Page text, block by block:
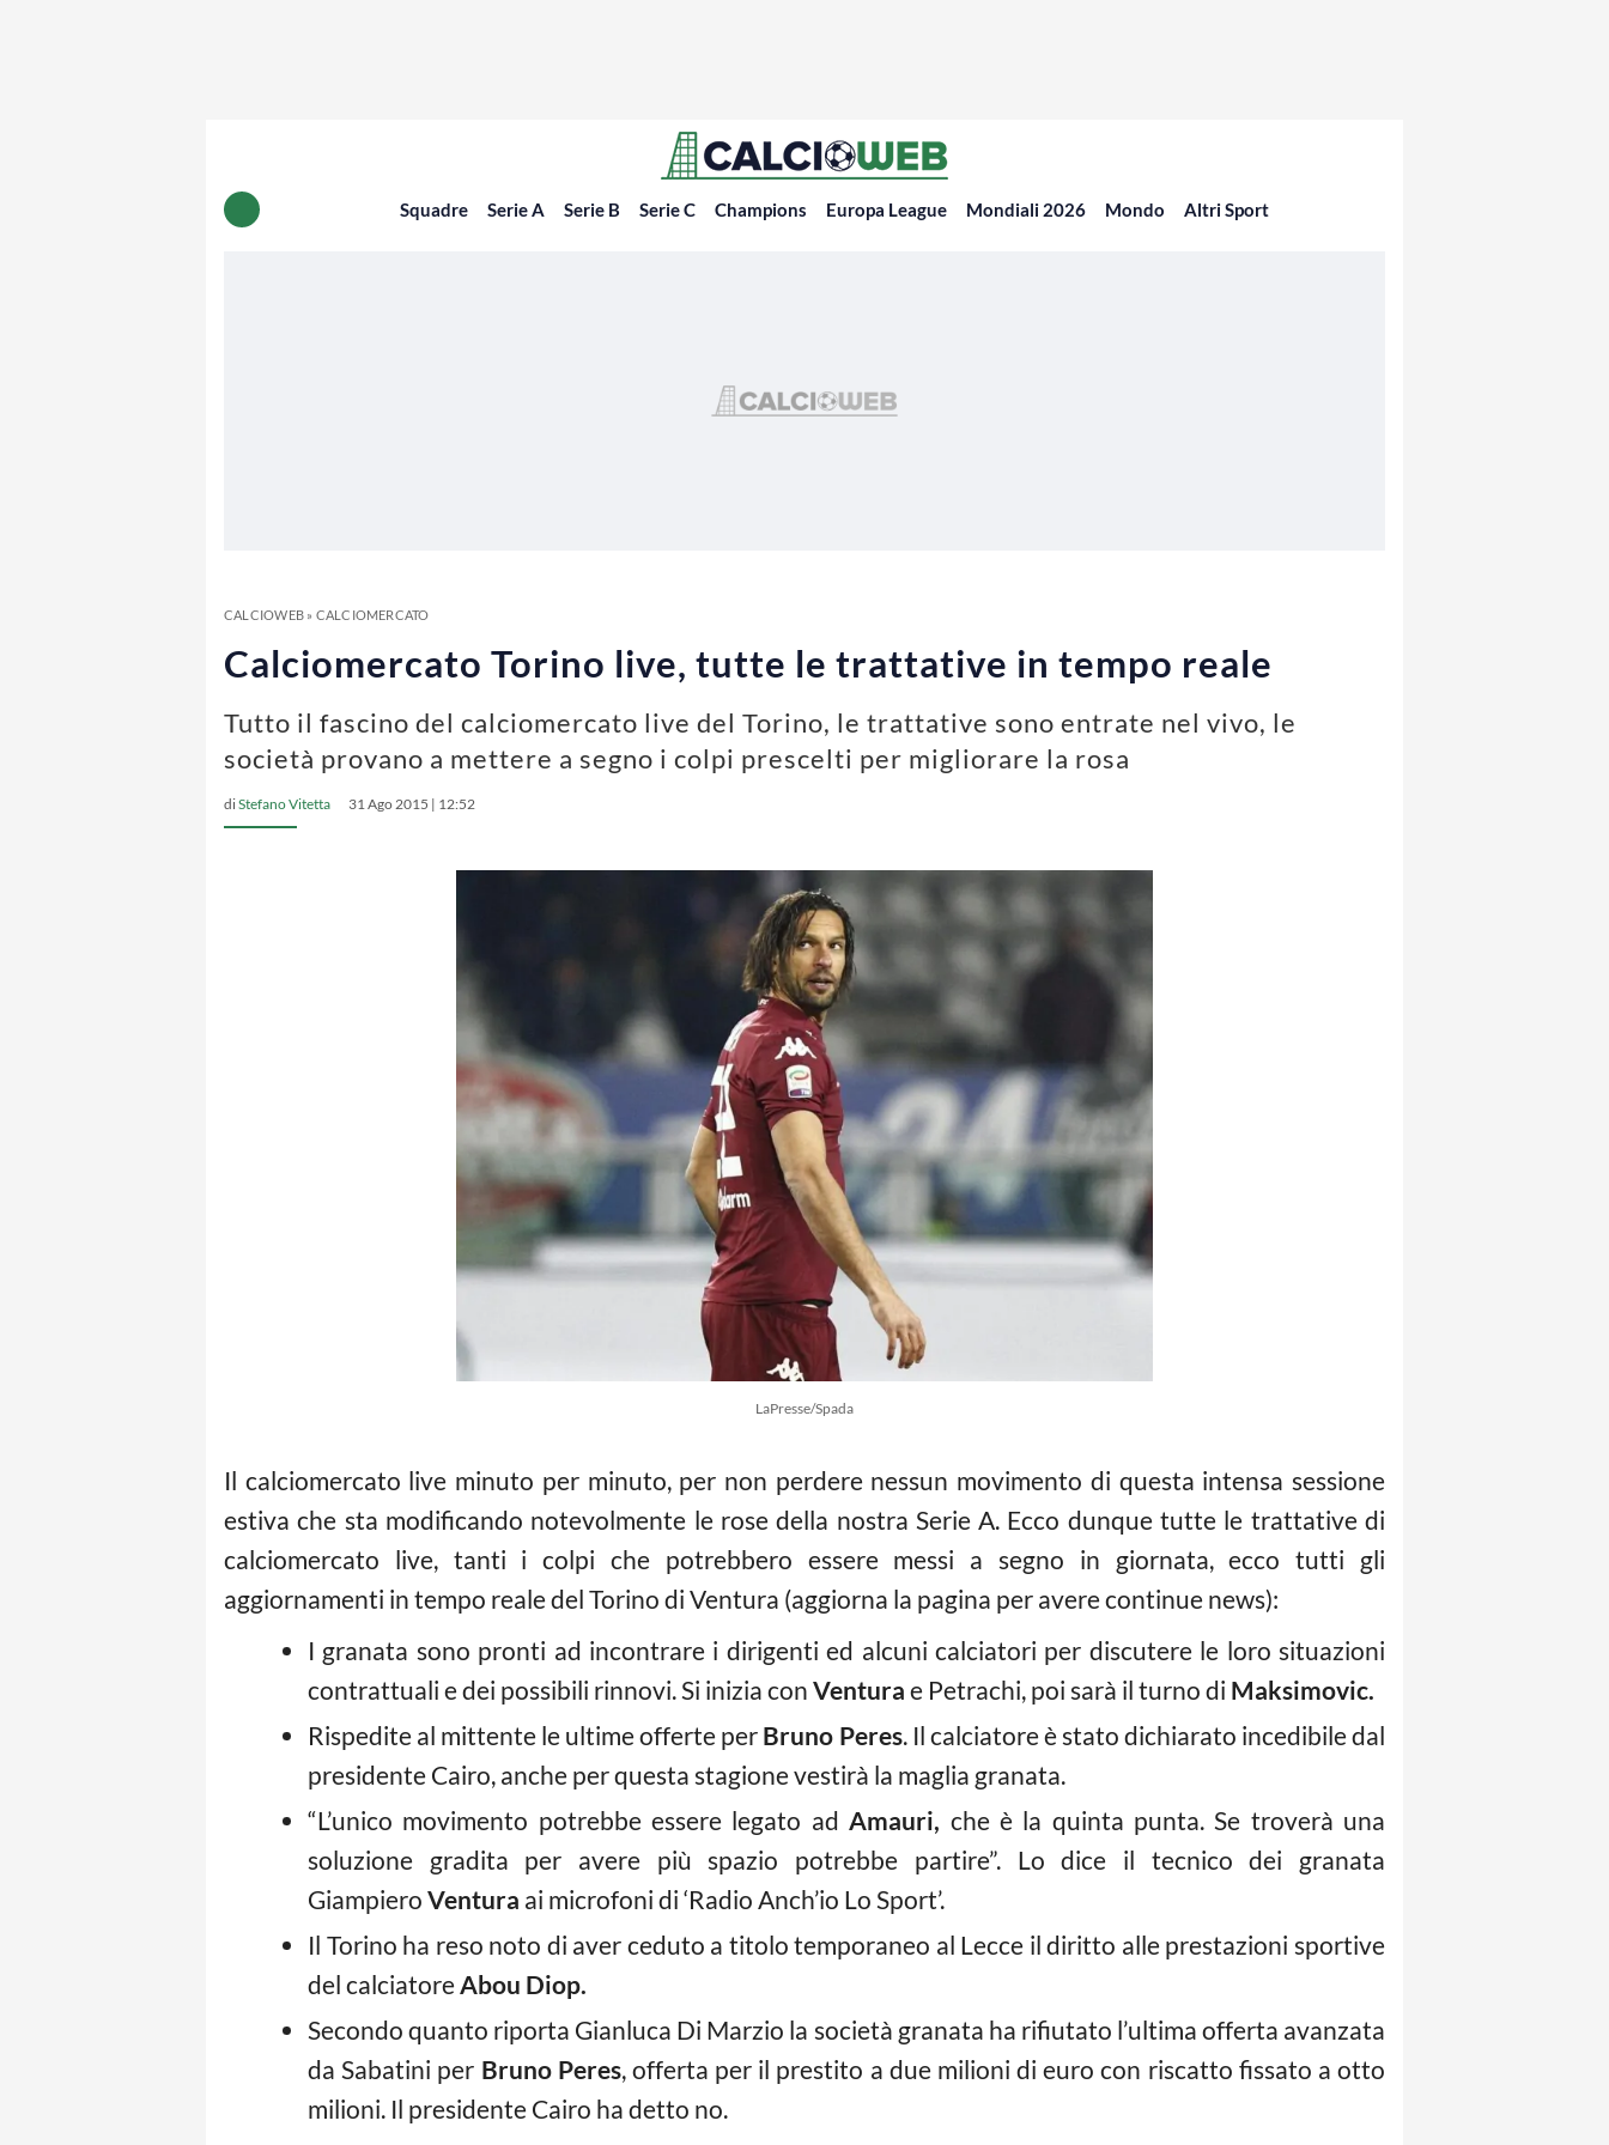
Squadre Serie A Serie B Serie C Champions Europa League Mondiali 2026 Mondo Altri Sport
CALCIOWEB» CALCIOMERCATO
Calciomercato Torino live, tutte le trattative in tempo reale
Tutto il fascino del calciomercato live del Torino, le trattative sono entrate nel vivo, le
società provano a mettere a segno i colpi prescelti per migliorare la rosa
diStefano Vitetta 31 Ago 2015 | 12:52
LaPresse/Spada
Il calciomercato live minuto per minuto, per non perdere nessun movimento di questa intensa sessione
estiva che sta modificando notevolmente le rose della nostra Serie A. Ecco dunque tutte le trattative di
calciomercato live, tanti i colpi che potrebbero essere messi a segno in giornata, ecco tutti gli
aggiornamenti in tempo reale del Torino di Ventura (aggiorna la pagina per avere continue news):
I granata sono pronti ad incontrare i dirigenti ed alcuni calciatori per discutere le loro situazioni
contrattuali e dei possibili rinnovi. Si inizia con Ventura e Petrachi, poi sarà il turno di Maksimovic.
Rispedite al mittente le ultime offerte per Bruno Peres. Il calciatore è stato dichiarato incedibile dal
presidente Cairo, anche per questa stagione vestirà la maglia granata.
“L’unico movimento potrebbe essere legato adAmauri, che è la quinta punta. Se troverà una
soluzione gradita per avere più spazio potrebbe partire”. Lo dice il tecnico dei granata
Giampiero Ventura ai microfoni di ‘Radio Anch’io Lo Sport’.
Il Torino ha reso noto di aver ceduto a titolo temporaneo al Lecce il diritto alle prestazioni sportive
del calciatoreAbou Diop.
Secondo quanto riporta Gianluca Di Marzio la società granata ha rifiutato l’ultima offerta avanzata
da Sabatini per Bruno Peres, offerta per il prestito a due milioni di euro con riscatto fissato a otto
milioni. Il presidente Cairo ha detto no.